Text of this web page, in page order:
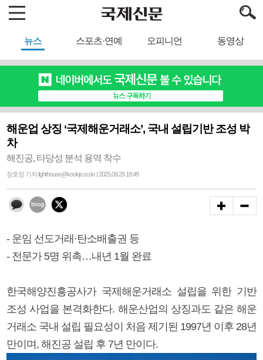
뉴스 스포츠·연예 오피니언 동영상
해운업 상징 ‘국제해운거래소’, 국내 설립기반 조성 박
차
해진공, 타당성 분석 용역 착수
장호정 기자 lighthouse@kookje.co.kr | 2025.09.29 18:48
- 운임 선도거래·탄소배출권 등
- 전문가 5명 위촉…내년 1월 완료
한국해양진흥공사가 국제해운거래소 설립을 위한 기반
조성 사업을 본격화한다. 해운산업의 상징과도 같은 해운
거래소 국내 설립 필요성이 처음 제기된 1997년 이후 28년
만이며, 해진공 설립 후 7년 만이다.